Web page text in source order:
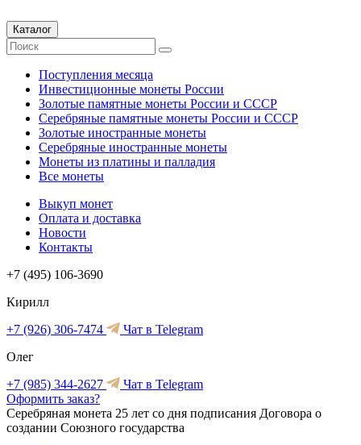
Каталог
Поступления месяца
Инвестиционные монеты России
Золотые памятные монеты России и СССР
Серебряные памятные монеты России и СССР
Золотые иностранные монеты
Серебряные иностранные монеты
Монеты из платины и палладия
Все монеты
Выкуп монет
Оплата и доставка
Новости
Контакты
+7 (495) 106-3690
Кирилл
+7 (926) 306-7474
Чат в Telegram
Олег
+7 (985) 344-2627
Чат в Telegram
Оформить заказ?
Серебряная монета 25 лет со дня подписания Договора о
создании Союзного государства